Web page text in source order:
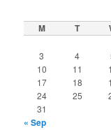
M T
3
4
10
11
17
18
24
25
31
« Sep